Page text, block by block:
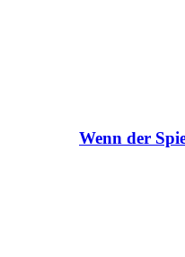
Wenn der